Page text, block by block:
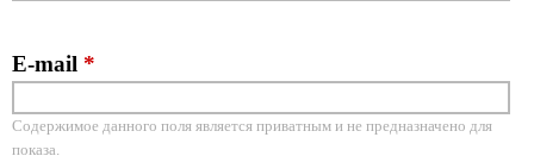
E-mail *
Содержимое данного поля является приватным и не предназначено для
показа.